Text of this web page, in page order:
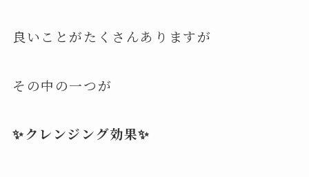
良いことがたくさんありますが
その中の一つが
✨クレンジング効果✨